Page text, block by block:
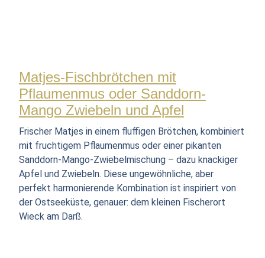
Matjes-Fischbrötchen mit
Pflaumenmus oder Sanddorn-
Mango Zwiebeln und Apfel
Frischer Matjes in einem fluffigen Brötchen, kombiniert
mit fruchtigem Pflaumenmus oder einer pikanten
Sanddorn-Mango-Zwiebelmischung – dazu knackiger
Apfel und Zwiebeln. Diese ungewöhnliche, aber
perfekt harmonierende Kombination ist inspiriert von
der Ostseeküste, genauer: dem kleinen Fischerort
Wieck am Darß.